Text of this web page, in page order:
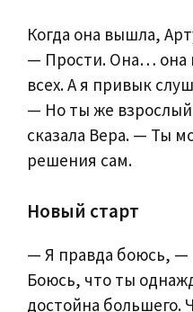
Когда она вышла,
— Прости. Она… она
всех. А я привык
— Но ты же
сказала Вера. — Ты
решения сам.
Новый старт
— Я правда боюсь, —
Боюсь, что ты
достойна большего.